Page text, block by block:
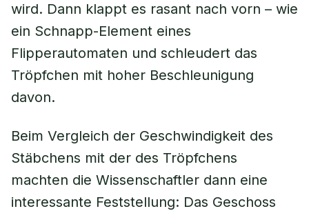
wird. Dann klappt es rasant nach vorn – wie
ein Schnapp-Element eines
Flipperautomaten und schleudert das
Tröpfchen mit hoher Beschleunigung
davon.
Beim Vergleich der Geschwindigkeit des
Stäbchens mit der des Tröpfchens
machten die Wissenschaftler dann eine
interessante Feststellung: Das Geschoss